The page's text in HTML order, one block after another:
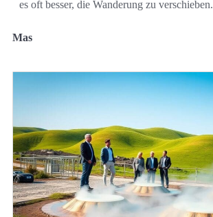
es oft besser, die Wanderung zu verschieben.
Mas